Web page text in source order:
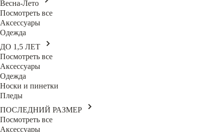
Весна-Лето
Посмотреть все
Аксессуары
Одежда
ДО 1,5 ЛЕТ
Посмотреть все
Аксессуары
Одежда
Носки и пинетки
Пледы
ПОСЛЕДНИЙ РАЗМЕР
Посмотреть все
Аксессуары